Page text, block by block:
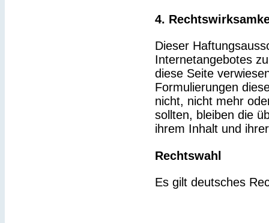
4.
Dieser
Internetangebotes
diese Seite
Formulierungen
nicht, nicht mehr
sollten, bleiben die
ihrem Inhalt und
Rechtswahl
Es gilt deutsches